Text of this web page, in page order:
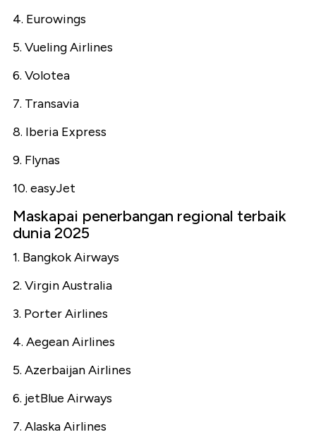
4. Eurowings
5. Vueling Airlines
6. Volotea
7. Transavia
8. Iberia Express
9. Flynas
10. easyJet
Maskapai penerbangan regional terbaik
dunia 2025
1. Bangkok Airways
2. Virgin Australia
3. Porter Airlines
4. Aegean Airlines
5. Azerbaijan Airlines
6. jetBlue Airways
7. Alaska Airlines